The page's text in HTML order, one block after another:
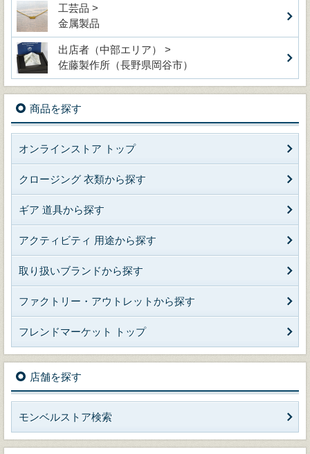
工芸品 >
金属製品
出店者（中部エリア） >
佐藤製作所（長野県岡谷市）
商品を探す
オンラインストア トップ
クロージング 衣類から探す
ギア 道具から探す
アクティビティ 用途から探す
取り扱いブランドから探す
ファクトリー・アウトレットから探す
フレンドマーケット トップ
店舗を探す
モンベルストア検索